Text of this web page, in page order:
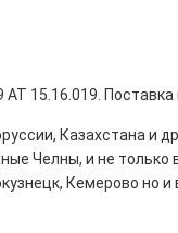
15.16.019. Поставка
Казахстана и
Челны, и не только
Кемерово но